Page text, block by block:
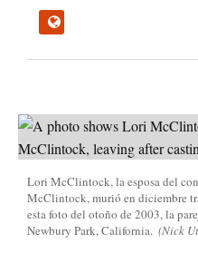
Lori McClintock, la esposa del
McClintock, murió en diciembre
esta foto del otoño de 2003, la
Newbury Park, California. (Nick